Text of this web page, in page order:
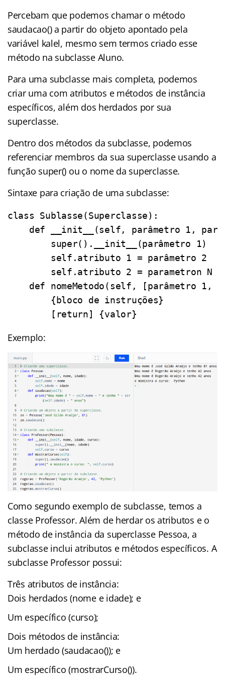
Percebam que podemos chamar o método
saudacao() a partir do objeto apontado pela
variável kalel, mesmo sem termos criado esse
método na subclasse Aluno.
Para uma subclasse mais completa, podemos
criar uma com atributos e métodos de instância
específicos, além dos herdados por sua
superclasse.
Dentro dos métodos da subclasse, podemos
referenciar membros da sua superclasse usando a
função super() ou o nome da superclasse.
Sintaxe para criação de uma subclasse:
class Sublasse(Superclasse):
def __init__(self, parâmetro 1,
        super().__init__(parâmetro 1)
        self.atributo 1 = parâmetro 2
        self.atributo 2 = parametron N
def nomeMetodo(self, [parâmetro 1,
        {bloco de instruções}
        [return] {valor}
Exemplo:
Como segundo exemplo de subclasse, temos a
classe Professor. Além de herdar os atributos e o
método de instância da superclasse Pessoa, a
subclasse inclui atributos e métodos específicos. A
subclasse Professor possui:
Três atributos de instância:
Dois herdados (nome e idade); e
Um específico (curso);
Dois métodos de instância:
Um herdado (saudacao()); e
Um específico (mostrarCurso()).